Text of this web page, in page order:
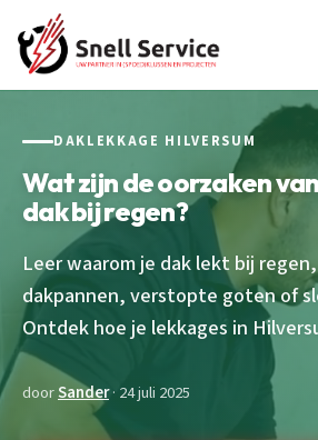
DAKLEKKAGE HILVERSUM
Wat zijn de oorzaken
dak bij regen?
Leer waarom je dak lekt bij
dakpannen, verstopte goten of
Ontdek hoe je lekkages in
doorSander· 24 juli 2025